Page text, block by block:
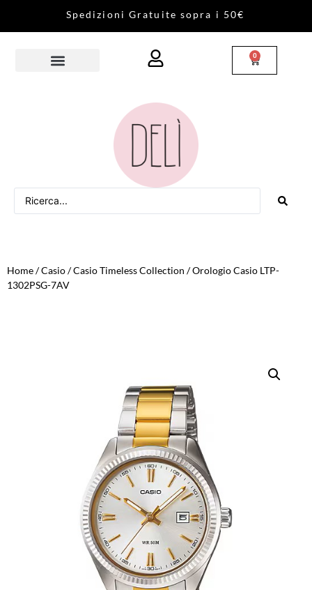
Sped izi on i Gratu ite sopra i 50€
0
Home/Casio/Casio Timeless Collection / Orologio Casio LTP-
1302PSG-7AV